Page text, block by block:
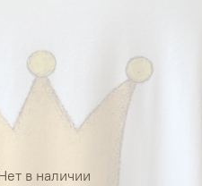
в наличии